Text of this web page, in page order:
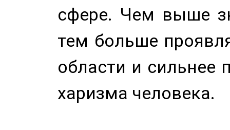
сфере. Чем выше
тем больше
области и сильнее
харизма человека.